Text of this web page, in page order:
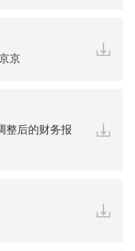
京
整后的财务报